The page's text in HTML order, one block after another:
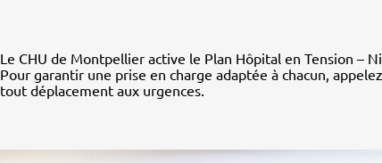
Le CHU de Montpellier active le Plan Hôpital en Tension –
Pour garantir une prise en charge adaptée à chacun,
tout déplacement aux urgences.